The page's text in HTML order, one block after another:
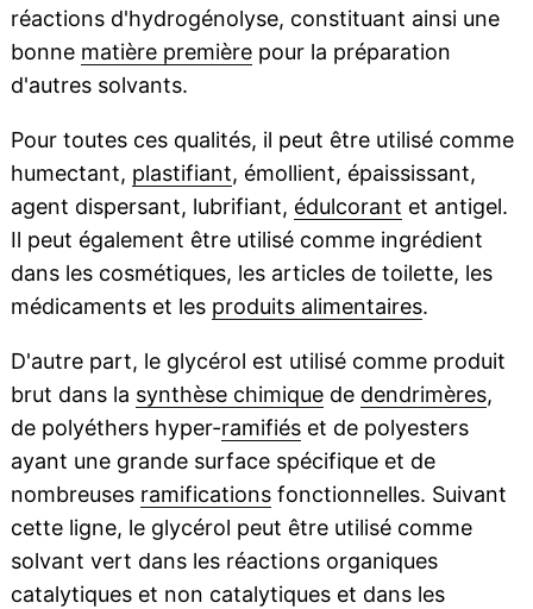
réactions d'hydrogénolyse, constituant ainsi une
bonne matière premièrepour la préparation
d'autres solvants.
Pour toutes ces qualités, il peut être utilisé comme
humectant, plastifiant, émollient, épaississant,
agent dispersant, lubrifiant, édulcorant et antigel.
Il peut également être utilisé comme ingrédient
dans les cosmétiques, les articles de toilette, les
médicaments et les produits alimentaires.
D'autre part, le glycérol est utilisé comme produit
brut dans la synthèse chimiquede dendrimères,
de polyéthers hyper-ramifiéset de polyesters
ayant une grande surface spécifique et de
nombreuses ramificationsfonctionnelles. Suivant
cette ligne, le glycérol peut être utilisé comme
solvant vert dans les réactions organiques
catalytiques et non catalytiques et dans les